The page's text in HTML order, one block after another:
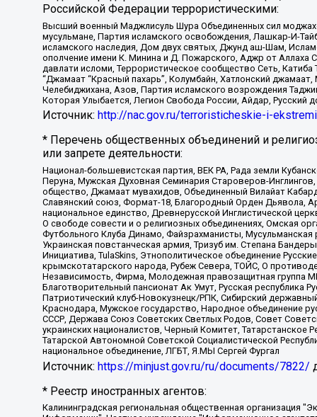
Российской Федерации террористическими:
Высший военный Маджлисуль Шура Объединенных сил
мусульмане, Партия исламского освобождения, Лашкар-И-
исламского наследия, Дом двух святых, Джунд аш-Шам,
ополчение имени К. Минина и Д. Пожарского, Аджр от Аллаха
давлати исломи, Террористическое сообщество Сеть,
“Джамаат “Красный пахарь”, Колумбайн, Хатлонский
Челебиджихана, Азов, Партия исламского возрождения
Которая Улыбается, Легион Свобода России, Айдар, Русский
Источник: http://nac.gov.ru/terroristicheskie-i-
* Перечень общественных объединений и
или запрете деятельности:
Национал-большевистская партия, ВЕК РА, Рада земли
Перуна, Мужская Духовная Семинария Староверов-
общество, Джамаат мувахидов, Объединенный Вилайат
Славянский союз, Формат-18, Благородный Орден Дьявола,
национальное единство, Древнерусской Инглистической
О свободе совести и о религиозных объединениях, Омская
Футбольного Клуба Динамо, Файзрахманисты,
Украинская повстанческая армия, Тризуб им. Степана
Инициатива, TulaSkins, Этнополитическое объединение
крымскотатарского народа, Рубеж Севера, ТОЙС, О
Независимость, Фирма, Молодежная правозащитная группа
Благотворительный пансионат Ак Умут, Русская республика
Патриотический клуб-Новокузнецк/РПК, Сибирский
Краснодара, Мужское государство, Народное объединение
СССР, Держава Союз Советских Светлых Родов, Совет
украинских националистов, Черный Комитет,
Татарской Автономной Советской Социалистической
национальное объединение, ЛГБТ, Я.МЫ Сергей Фургал
Источник: https://minjust.gov.ru/ru/documents/7822/
* Реестр иностранных агентов:
Калининградская региональная общественная организация "Экозащита!-Женсовет", Фонд содействия защите прав и свобод граждан "Общественный вердикт", Фонд "Институт Развития Свободы Информации", Частное учреждение "Информационное агентство МЕМО. РУ", Региональная общественная организация "Общественная комиссия по сохранению наследия академика Сахарова", Фонд поддержки свободы прессы, Санкт-Петербургская общественная правозащитная организация "Гражданский контроль", Межрегиональная общественная организация "Информационно-просветительский центр "Мемориал", Региональный Фонд "Центр Защиты Прав Средств Массовой Информации", с 05.12.2023 Фонд "Центр Защиты Прав Средств массовой информации", Региональная общественная благотворительная организация помощи беженцам и мигрантам "Гражданское содействие", Негосударственное образовательное учреждение дополнительного профессионального образования (повышение квалификации) специалистов "АКАДЕМИЯ ПО ПРАВАМ ЧЕЛОВЕКА", Свердловская региональная общественная организация "Сутяжник", Автономная некоммерческая организация "Центр независимых социологических исследований", Союз общественных объединений "Российский исследовательский центр по правам человека", Региональное общественное учреждение научно-информационный центр "МЕМОРИАЛ", Некоммерческая организация "Фонд защиты гласности", Автономная некоммерческая организация "Институт прав человека", Городская общественная организация "Екатеринбургское общество "МЕМОРИАЛ", Городская общественная организация "Рязанское историко-просветительское и правозащитное общество "Мемориал" (Рязанский Мемориал), Челябинский региональный орган общественной самодеятельности – женское общественное объединение "Женщины Евразии", Челябинский региональный орган общественной самодеятельности "Уральская правозащитная группа", Фонд содействия защите здоровья и социальной справедливости имени Андрея Рылькова, Автономная Некоммерческая Организация "Аналитический Центр Юрия Левады", Автономная некоммерческая организация социальной поддержки населения "Проект Апрель", Региональная общественная организация помощи женщинам и детям, находящимся в кризисной ситуации "Информационно-методический центр "Анна", Фонд содействия развитию массовых коммуникаций и правовому просвещению "Так-так-Так", Фонд содействия устойчивому развитию "Серебряная тайга", Свердловский региональный общественный фонд социальных проектов "Новое время", "Idel.Реалии", Кавказ.Реалии, Крым.Реалии, Телеканал Настоящее Время, Татаро-башкирская служба Радио Свобода (Azatliq Radiosi), Радио Свободная Европа/Радио Свобода (PCE/PC), "Сибирь.Реалии", "Фактограф", Благотворительный фонд помощи осужденным и их семьям, Автономная некоммерческая организация "Институт глобализации и социальных движений", Фонд "В защиту прав заключенных", Частное учреждение "Центр поддержки и содействия развитию средств массовой информации", Пензенский региональный общественный благотворительный фонд "Гражданский союз", "Север.Реалии", Некоммерческая организация Фонд "Правовая инициатива", Общество с ограниченной ответственностью "Радио Свободная Европа/Радио